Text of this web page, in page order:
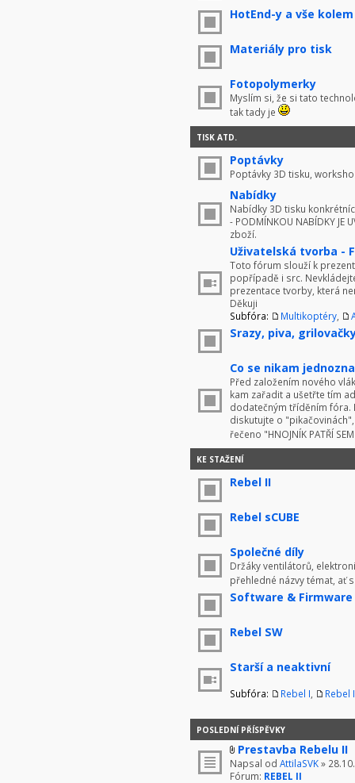
HotEnd-y a vše kolem
Materiály pro tisk
Fotopolymerky
Myslím si, že si tato
tak tady je
TISK ATD.
Poptávky
Poptávky 3D tisku,
Nabídky
Nabídky 3D tisku
- PODMÍNKOU NABÍDKY JE
zboží.
Uživatelská tvorba -
Toto fórum slouží k
popřípadě i src.
prezentace tvorby, která
Děkuji
Subfóra:
Multikoptéry
Srazy, piva,
Co se nikam
Před založením nového
kam zařadit a ušetřte tím
dodatečným tříděním fóra.
diskutujte o
řečeno "HNOJNÍK PATŘÍ
KE STAŽENÍ
Rebel II
Rebel sCUBE
Společné díly
Držáky ventilátorů,
přehledné názvy témat, ať
Software & Firmware
Rebel SW
Starší a neaktivní
Subfóra: Rebel I Rebel
POSLEDNÍ PŘÍSPĚVKY
Prestavba Rebelu II
Napsal od AttilaSVK»
Fórum: REBEL II